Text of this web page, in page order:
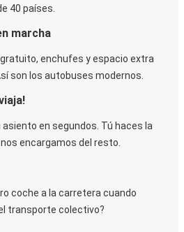
40 países.
marcha
gratuito, enchufes y espacio extra
son los autobuses modernos.
asiento en segundos. Tú haces la
encargamos del resto.
coche a la carretera cuando
transporte colectivo?